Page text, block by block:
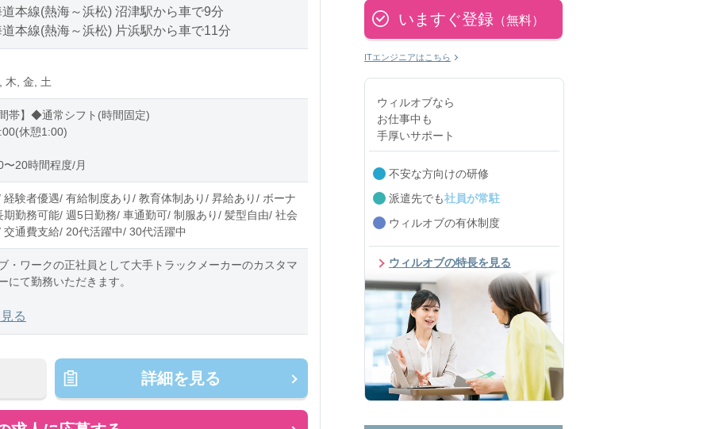
本線(熱海～浜松) 沼津駅から車で9分
本線(熱海～浜松) 片浜駅から車で11分
木, 金, 土
帯】◆通常シフト(時間固定)
休憩1:00)
20時間程度/月
経験者優遇/ 有給制度あり/ 教育体制あり/ 昇給あり/ ボーナ
期勤務可能/ 週5日勤務/ 車通勤可/ 制服あり/ 髪型自由/ 社会
交通費支給/ 20代活躍中/ 30代活躍中
・ワークの正社員として大手トラックメーカーのカスタマ
にて勤務いただきます。
の業務内容
る
詳細を見る
いますぐ登録 （無料）
ITエンジニアはこちら
ウィルオブなら
お仕事中も
手厚いサポート
不安な方向けの研修
派遣先でも社員が常駐
ウィルオブの有休制度
ウィルオブの特長を見る